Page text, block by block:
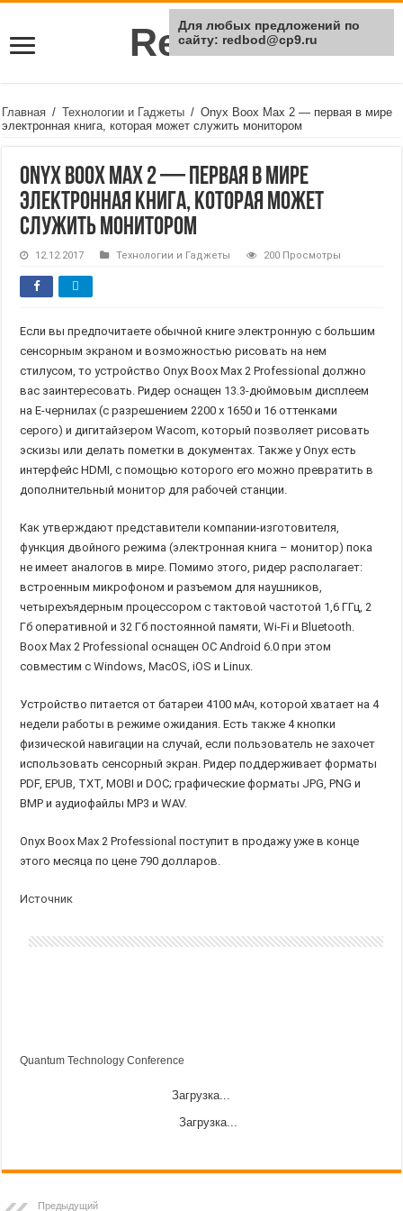
Rei Red
Главная / Технологии и Гаджеты / Onyx Boox Max 2 — первая в мире
электронная книга, которая может служить монитором
Onyx Boox Max 2 — первая в мире
электронная книга, которая может
служить монитором
12.12.2017 Технологии и Гаджеты 200 Просмотры
Если вы предпочитаете обычной книге электронную с большим
сенсорным экраном и возможностью рисовать на нем
стилусом, то устройство Onyx Boox Max 2 Professional должно
вас заинтересовать. Ридер оснащен 13.3-дюймовым дисплеем
на Е-чернилах (с разрешением 2200 х 1650 и 16 оттенками
серого) и дигитайзером Wacom, который позволяет рисовать
эскизы или делать пометки в документах. Также у Onyx есть
интерфейс HDMI, с помощью которого его можно превратить в
дополнительный монитор для рабочей станции.
Как утверждают представители компании-изготовителя,
функция двойного режима (электронная книга – монитор) пока
не имеет аналогов в мире. Помимо этого, ридер располагает:
встроенным микрофоном и разъемом для наушников,
четырехъядерным процессором с тактовой частотой 1,6 ГГц, 2
Гб оперативной и 32 Гб постоянной памяти, Wi-Fi и Bluetooth.
Boox Max 2 Professional оснащен ОС Android 6.0 при этом
совместим с Windows, MacOS, iOS и Linux.
Устройство питается от батареи 4100 мАч, которой хватает на 4
недели работы в режиме ожидания. Есть также 4 кнопки
физической навигации на случай, если пользователь не захочет
использовать сенсорный экран. Ридер поддерживает форматы
PDF, EPUB, TXT, MOBI и DOC; графические форматы JPG, PNG и
BMP и аудиофайлы MP3 и WAV.
Onyx Boox Max 2 Professional поступит в продажу уже в конце
этого месяца по цене 790 долларов.
Источник
Quantum Technology Conference
Загрузка...
Загрузка...
Предыдущий
Для любых предложений по
сайту: redbod@cp9.ru